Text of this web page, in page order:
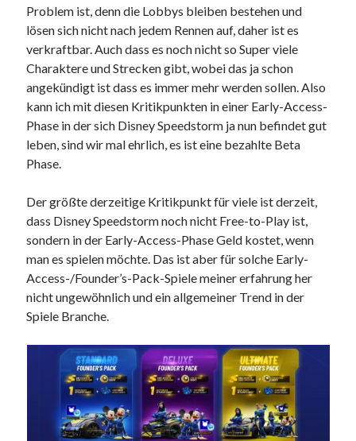
Problem ist, denn die Lobbys bleiben bestehen und
lösen sich nicht nach jedem Rennen auf, daher ist es
verkraftbar. Auch dass es noch nicht so Super viele
Charaktere und Strecken gibt, wobei das ja schon
angekündigt ist dass es immer mehr werden sollen. Also
kann ich mit diesen Kritikpunkten in einer Early-Access-
Phase in der sich Disney Speedstorm ja nun befindet gut
leben, sind wir mal ehrlich, es ist eine bezahlte Beta
Phase.
Der größte derzeitige Kritikpunkt für viele ist derzeit,
dass Disney Speedstorm noch nicht Free-to-Play ist,
sondern in der Early-Access-Phase Geld kostet, wenn
man es spielen möchte. Das ist aber für solche Early-
Access-/Founder’s-Pack-Spiele meiner erfahrung her
nicht ungewöhnlich und ein allgemeiner Trend in der
Spiele Branche.